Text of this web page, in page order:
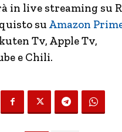
in live streaming su
su Amazon
Tv, Apple Tv,
e Chili.